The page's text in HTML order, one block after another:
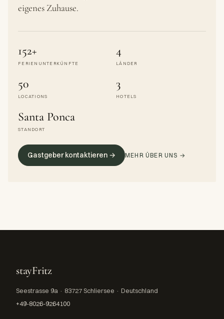
eigenes Zuhause.
152+
FERIENUNTERKÜNFTE
4
LÄNDER
50
LOCATIONS
3
HOTELS
Santa Ponca
STANDORT
Gastgeber kontaktieren → MEHR ÜBER UNS →
stayFritz
Seestrasse 9a · 83727 Schliersee · Deutschland
+49-8026-9264100